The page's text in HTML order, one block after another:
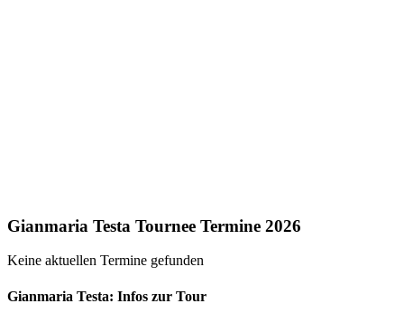
Gianmaria Testa Tournee Termine 2026
Keine aktuellen Termine gefunden
Gianmaria Testa: Infos zur Tour